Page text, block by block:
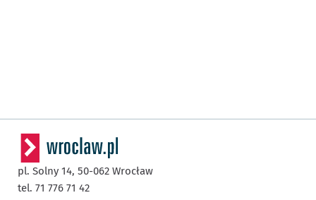
pl. Solny 14, 50-062 Wrocław
tel. 71 776 71 42